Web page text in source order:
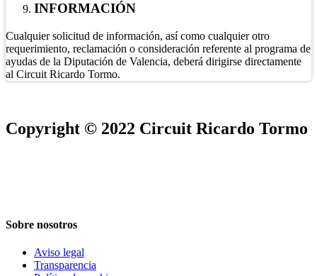
INFORMACIÓN
Cualquier solicitud de información, así como cualquier otro
requerimiento, reclamación o consideración referente al programa de
ayudas de la Diputación de Valencia, deberá dirigirse directamente
al Circuit Ricardo Tormo.
Copyright © 2022 Circuit Ricardo Tormo
Sobre nosotros
Aviso legal
Transparencia